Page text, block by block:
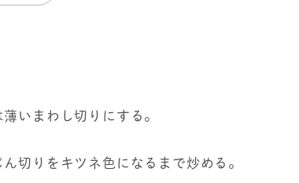
いまわし切りにする。
切りをキツネ色になるまで炒める。